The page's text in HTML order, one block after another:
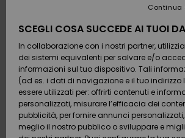
Calzature
e
infradito
Surf /
Acqua
Calzature
e
infradito
Surf /
Acqua
Da
Scoprire
Snow
SURF
Highlights
Comunità
SNOW
Shop
Snow
Shop
Donna
OUTLET
Outlet
Donna
Pagamento
Buono regalo
Quiksilver
Freedom
SCEGLI COSA SUCCEDE AI TUOI
In collaborazione con i nostri partner,
dei sistemi equivalenti per salvare e/o
informazioni sul tuo dispositivo. Tali
(ad es. i dati di navigazione e il tuo indirizzo
essere utilizzati per: offrirti contenuti e
personalizzati, misurare l’efficacia dei
pubblicità, per fornire annunci
meglio il nostro pubblico o sviluppare e